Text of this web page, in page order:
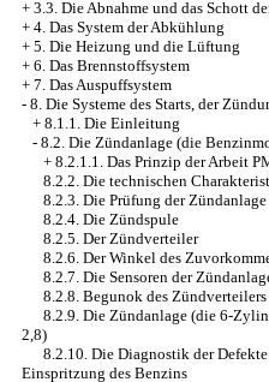
+ 3.3. Die Abnahme und das Schott
+ 4. Das System der Abkühlung
+ 5. Die Heizung und die Lüftung
+ 6. Das Brennstoffsystem
+ 7. Das Auspuffsystem
- 8. Die Systeme des Starts, der
+ 8.1.1. Die Einleitung
- 8.2. Die Zündanlage (die
+ 8.2.1.1. Das Prinzip der Arbeit
8.2.2. Die technischen
8.2.3. Die Prüfung der Zündanlage
8.2.4. Die Zündspule
8.2.5. Der Zündverteiler
8.2.6. Der Winkel des
8.2.7. Die Sensoren der
8.2.8. Begunok des Zündverteilers
8.2.9. Die Zündanlage (die 6-
2,8)
8.2.10. Die Diagnostik der Defekte
Einspritzung des Benzins